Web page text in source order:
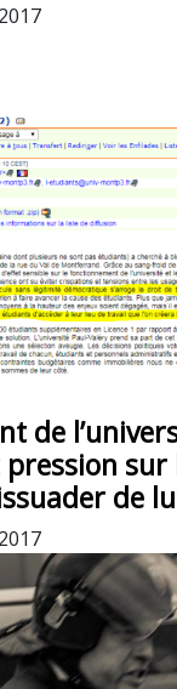
de
de